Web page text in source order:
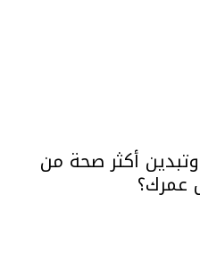
أكثر صحة من
عمرك؟